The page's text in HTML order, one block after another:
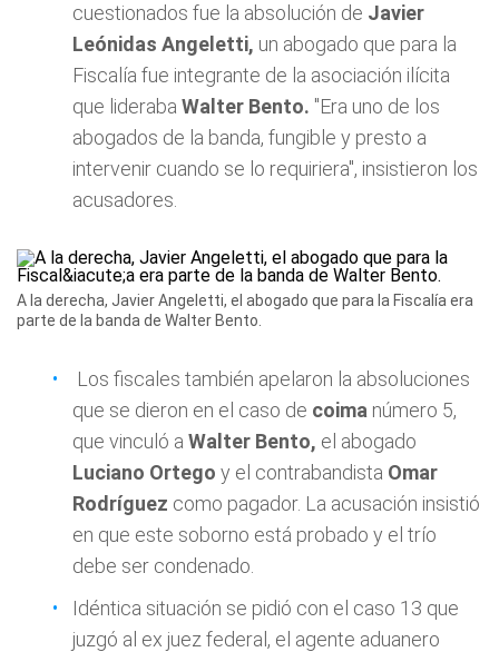
cuestionados fue la absolución de Javier
Leónidas Angeletti, un abogado que para la
Fiscalía fue integrante de la asociación ilícita
que lideraba Walter Bento. "Era uno de los
abogados de la banda, fungible y presto a
intervenir cuando se lo requiriera", insistieron los
acusadores.
A la derecha, Javier Angeletti, el abogado que para la Fiscalía era
parte de la banda de Walter Bento.
Los fiscales también apelaron la absoluciones
que se dieron en el caso de coima número 5,
que vinculó a Walter Bento, el abogado
Luciano Ortego y el contrabandista Omar
Rodríguez como pagador. La acusación insistió
en que este soborno está probado y el trío
debe ser condenado.
Idéntica situación se pidió con el caso 13 que
juzgó al ex juez federal, el agente aduanero